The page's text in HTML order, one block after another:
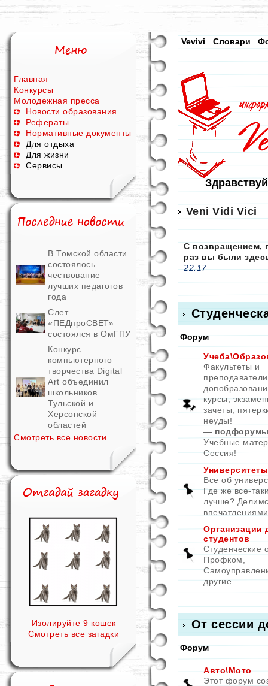
Главная
Конкурсы
Молодежная пресса
Новости образования
Рефераты
Нормативные документы
Для отдыха
Для жизни
Сервисы
В Томской области
состоялось
чествование
лучших педагогов
года
Слет
«ПЕДпроСВЕТ»
состоялся в ОмГПУ
Конкурс
компьютерного
творчества Digital
Art объединил
школьников
Тульской и
Херсонской
областей
Смотреть все новости
Изолируйте 9 кошек
Смотреть все загадки
Vevivi Словари
Veni Vidi Vici
С возвращением,
раз вы были
22:17
Форум
Факультеты и
курсы,
зачеты,
неуды!
—
Учебные
Сессия!
Университеты
Все об
Где же все-
лучше?
Организации
студентов
Студенческие
Профком,
другие
От сессии
Форум
Авто\Мото
Этот форум